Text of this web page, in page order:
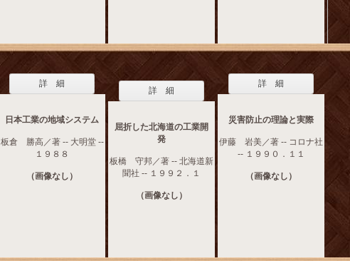
詳 細
日本工業の地域システム
板倉 勝高／著 -- 大明堂 --
１９８８
（画像なし）
詳 細
屈折した北海道の工業開
発
板橋 守邦／著 -- 北海道新
聞社 -- １９９２．１
（画像なし）
詳 細
災害防止の理論と実際
伊藤 岩美／著 -- コロナ社
-- １９９０．１１
（画像なし）